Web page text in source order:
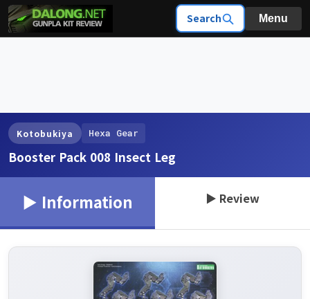
Search Menu
Kotobukiya Hexa Gear
Booster Pack 008 Insect Leg
▶ Information ▶ Review